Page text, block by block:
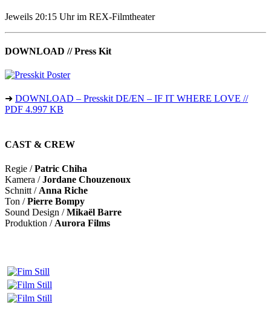
Jeweils 20:15 Uhr im REX-Filmtheater
DOWNLOAD // Press Kit
➜ DOWNLOAD – Presskit DE/EN – IF IT WHERE LOVE //
PDF 4.997 KB
CAST & CREW
Regie /Patric Chiha
Kamera /Jordane Chouzenoux
Schnitt / Anna Riche
Ton /Pierre Bompy
Sound Design /Mikaël Barre
Produktion / Aurora Films